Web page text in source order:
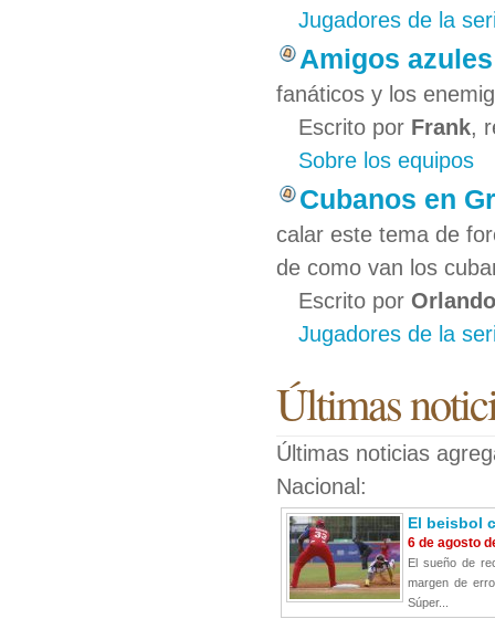
Jugadores de la
Amigos
fanáticos y los
Escrito por Frank,
Sobre los equipos
Cubanos en
calar este tema de
de como van los
Escrito por Orlando
Jugadores de la
Últimas
Últimas noticias
Nacional:
El beisbol
6 de agosto
El sueño de
margen de
Súper...